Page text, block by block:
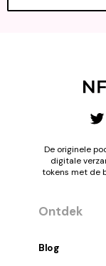
De originele
digitale
tokens met de
Ontdek
Blog